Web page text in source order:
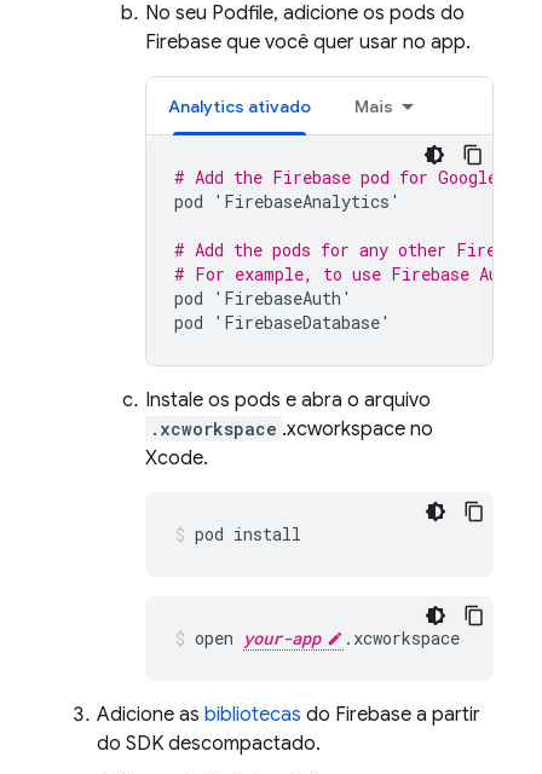
No seu Podfile, adicione os pods do
Firebase que você quer usar no app.
Analytics ativado Mais
# Add the Firebase pod for Google
pod
' FirebaseAnalytics '
# Add the pods for any other
# For example, to use Firebase
pod
' FirebaseAuth '
pod
' FirebaseDatabase'
Instale os pods e abra o arquivo
.xcworkspace .xcworkspace no
Xcode.
pod install
open your-app .xcworkspace
Adicione as bibliotecas do Firebase a partir
do SDK descompactado.